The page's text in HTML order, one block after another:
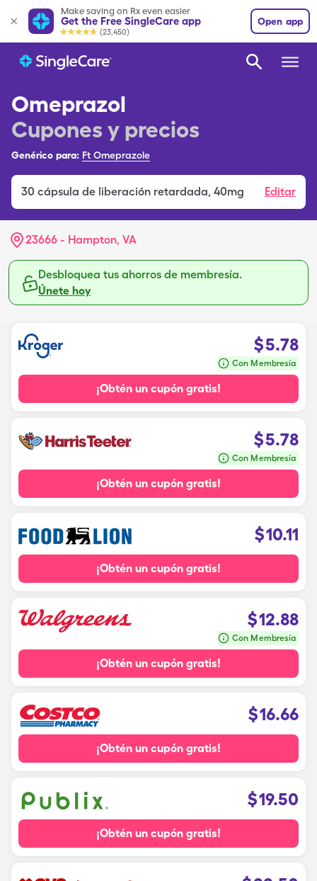
Make saving on Rx even easier
Get the Free SingleCare app
(23,450)
Open app
Omeprazol
Cupones y precios
Genérico para: Ft Omeprazole
30 cápsula de liberación retardada, 40mg Editar
23666 - Hampton, VA
Desbloquea tus ahorros de membresía.
Únete hoy
$5.78
Con Membresía
¡Obtén un cupón gratis!
$5.78
Con Membresía
¡Obtén un cupón gratis!
$10.11
¡Obtén un cupón gratis!
$12.88
Con Membresía
¡Obtén un cupón gratis!
$16.66
¡Obtén un cupón gratis!
$19.50
¡Obtén un cupón gratis!